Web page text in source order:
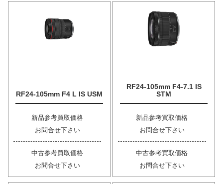
RF24-105mm F4 L IS USM
新品参考買取価格
お問合せ下さい
中古参考買取価格
お問合せ下さい
RF24-105mm F4-7.1 IS
STM
新品参考買取価格
お問合せ下さい
中古参考買取価格
お問合せ下さい